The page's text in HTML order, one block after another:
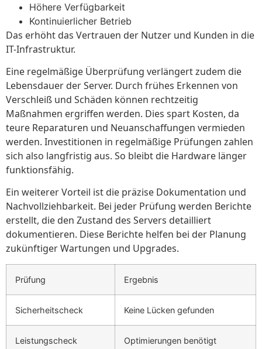
Höhere Verfügbarkeit
Kontinuierlicher Betrieb
Das erhöht das Vertrauen der Nutzer und Kunden in die
IT-Infrastruktur.
Eine regelmäßige Überprüfung verlängert zudem die
Lebensdauer der Server. Durch frühes Erkennen von
Verschleiß und Schäden können rechtzeitig
Maßnahmen ergriffen werden. Dies spart Kosten, da
teure Reparaturen und Neuanschaffungen vermieden
werden. Investitionen in regelmäßige Prüfungen zahlen
sich also langfristig aus. So bleibt die Hardware länger
funktionsfähig.
Ein weiterer Vorteil ist die präzise Dokumentation und
Nachvollziehbarkeit. Bei jeder Prüfung werden Berichte
erstellt, die den Zustand des Servers detailliert
dokumentieren. Diese Berichte helfen bei der Planung
zukünftiger Wartungen und Upgrades.
Prüfung Ergebnis
Sicherheitscheck Keine Lücken gefunden
Leistungscheck Optimierungen benötigt